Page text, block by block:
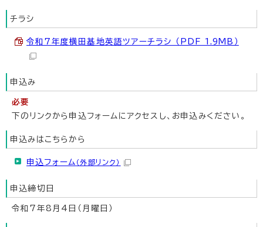
チラシ
令和7年度横田基地英語ツアーチラシ （PDF 1.9MB）
申込み
必要
下のリンクから申込フォームにアクセスし、お申込みください。
申込みはこちらから
申込フォーム （外部リンク）
申込締切日
令和7年8月4日（月曜日）